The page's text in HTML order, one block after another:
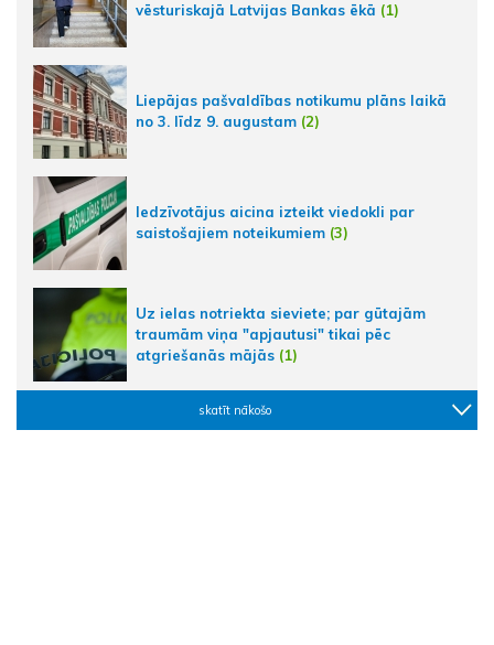
vēsturiskajā Latvijas Bankas ēkā (1)
Liepājas pašvaldības notikumu plāns laikā
no 3. līdz 9. augustam (2)
Iedzīvotājus aicina izteikt viedokli par
saistošajiem noteikumiem (3)
Uz ielas notriekta sieviete; par gūtajām
traumām viņa "apjautusi" tikai pēc
atgriešanās mājās (1)
skatīt nākošo